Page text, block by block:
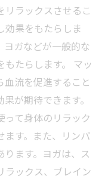
リラックスさせるこ
効果をもたらしま
ヨガなどが一般的な
たらします。 マッ
流を促進すること
が期待できます。
って身体のリラック
ます。また、リンパ
ます。ヨガは、ス
ラックス、ブレイン